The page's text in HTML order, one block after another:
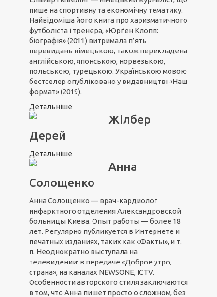
пише на спортивну та економічну тематику.
Найвідоміша його книга про харизматичного
футболіста і тренера, «Юрґен Клопп:
біографія» (2011) витримала п’ять
перевидань німецькою, також перекладена
англійською, японською, норвезькою,
польською, турецькою. Українською мовою
бестселер опубліковано у видавництві «Наш
формат» (2019).
Детальніше
Жілбер
Дерей
Детальніше
Анна
Солощенко
Анна Солощенко — врач-кардиолог
инфарктного отделения Александровской
больницы Киева. Опыт работы — более 18
лет. Регулярно публикуется в Интернете и
печатных изданиях, таких как «Факты», и т.
п. Неоднократно выступала на
телевидении: в передаче «Доброе утро,
страна», на каналах NEWSONE, ICTV.
Особенности авторского стиля заключаются
в том, что Анна пишет просто о сложном, без